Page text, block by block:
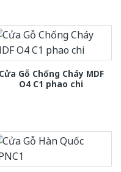
Cửa Gỗ Chống Cháy MDF
O4 C1 phao chi